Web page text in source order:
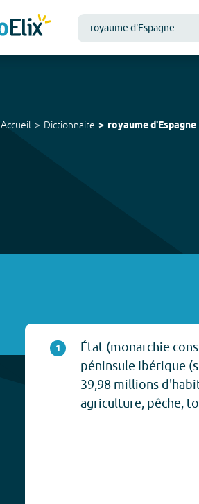
Accueil Dictionnaire royaume d'Espagne
1
État (monarchie
péninsule Ibérique
39,98 millions
agriculture, pêche,